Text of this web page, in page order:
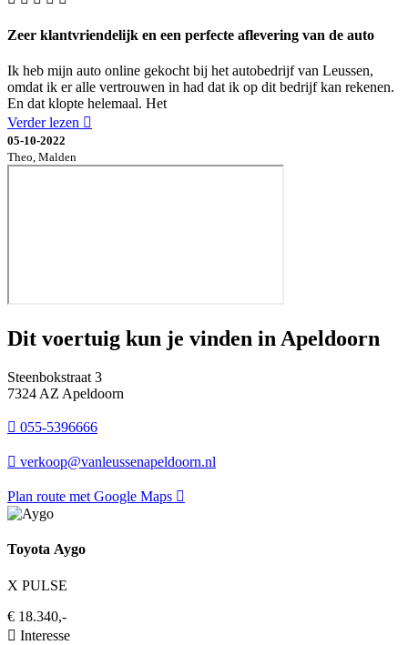
Zeer klantvriendelijk en een perfecte aflevering van de auto
Ik heb mijn auto online gekocht bij het autobedrijf van Leussen,
omdat ik er alle vertrouwen in had dat ik op dit bedrijf kan rekenen.
En dat klopte helemaal. Het
Verder lezen
05-10-2022
Theo, Malden
Dit voertuig kun je vinden in Apeldoorn
Steenbokstraat 3
7324 AZ Apeldoorn
055-5396666
verkoop@vanleussenapeldoorn.nl
Plan route met Google Maps
Toyota Aygo
X PULSE
€ 18.340,-
Interesse